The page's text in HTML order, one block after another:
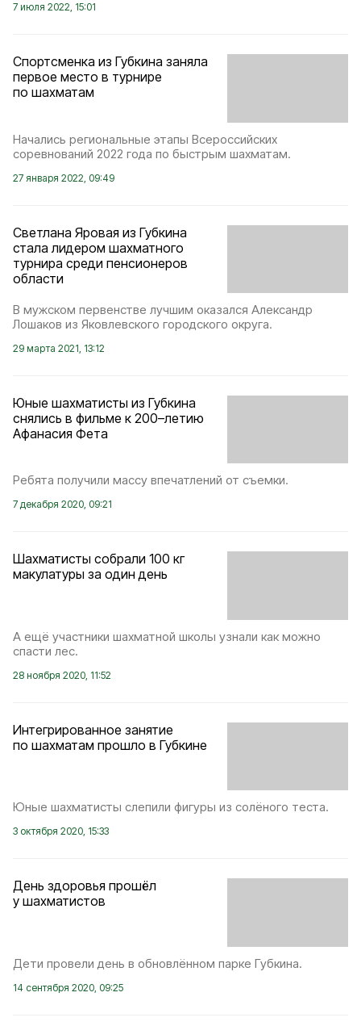
7 июля 2022, 15:01
Спортсменка из Губкина заняла
первое место в турнире
по шахматам
Начались региональные этапы Всероссийских
соревнований 2022 года по быстрым шахматам.
27 января 2022, 09:49
Светлана Яровая из Губкина
стала лидером шахматного
турнира среди пенсионеров
области
В мужском первенстве лучшим оказался Александр
Лошаков из Яковлевского городского округа.
29 марта 2021, 13:12
Юные шахматисты из Губкина
снялись в фильме к 200–летию
Афанасия Фета
Ребята получили массу впечатлений от съемки.
7 декабря 2020, 09:21
Шахматисты собрали 100 кг
макулатуры за один день
А ещё участники шахматной школы узнали как можно
спасти лес.
28 ноября 2020, 11:52
Интегрированное занятие
по шахматам прошло в Губкине
Юные шахматисты слепили фигуры из солёного теста.
3 октября 2020, 15:33
День здоровья прошёл
у шахматистов
Дети провели день в обновлённом парке Губкина.
14 сентября 2020, 09:25